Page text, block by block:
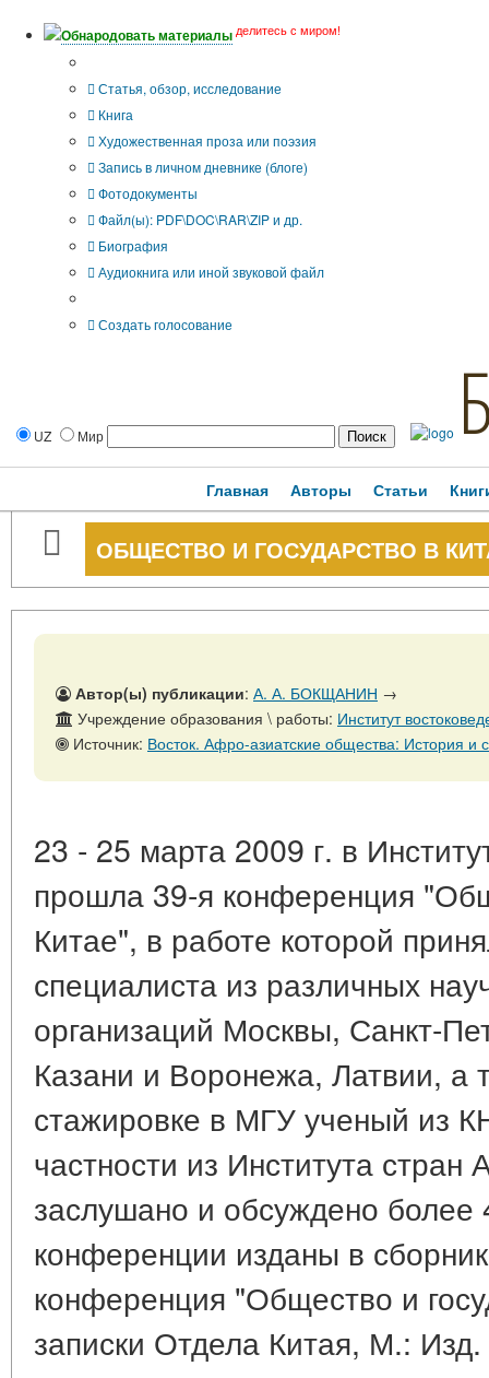
Обнародовать материалы делитесь с миром!
Статья, обзор, исследование
Книга
Художественная проза или поэзия
Запись в личном дневнике (блоге)
Фотодокументы
Файл(ы): PDF\DOC\RAR\ZIP и др.
Биография
Аудиокнига или иной звуковой файл
Создать голосование
UZ Мир
Главная Авторы Статьи
ОБЩЕСТВО И ГОСУДАРСТВО В
Автор(ы) публикации: А. А. БОКЩАНИН →
Учреждение образования \ работы: Институт
Источник: Восток. Афро-азиатские общества: История и современность, № 6, 31
23 - 25 марта 2009 г. в
прошла 39-я конференция
Китае", в работе которой
специалиста из различных
организаций Москвы, Санкт-
Казани и Воронежа, Латвии, а
стажировке в МГУ ученый из
частности из Института
заслушано и обсуждено
конференции изданы в
конференция "Общество и
записки Отдела Китая, М.: